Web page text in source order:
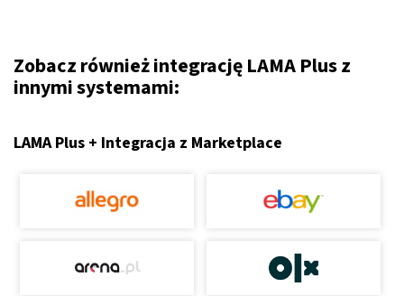
Zobacz również integrację LAMA Plus z
innymi systemami:
LAMA Plus + Integracja z Marketplace